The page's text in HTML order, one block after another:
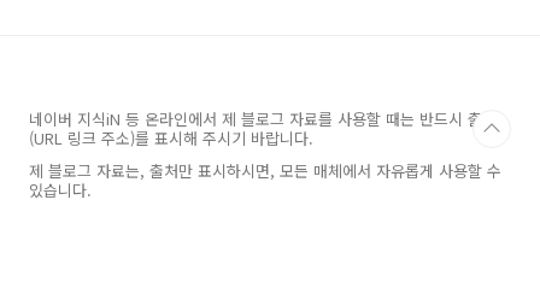
네이버 지식iN 등 온라인에서 제 블로그 자료를 사용할 때는 반드시 출처
(URL 링크 주소)를 표시해 주시기 바랍니다.
제 블로그 자료는, 출처만 표시하시면, 모든 매체에서 자유롭게 사용할 수
있습니다.